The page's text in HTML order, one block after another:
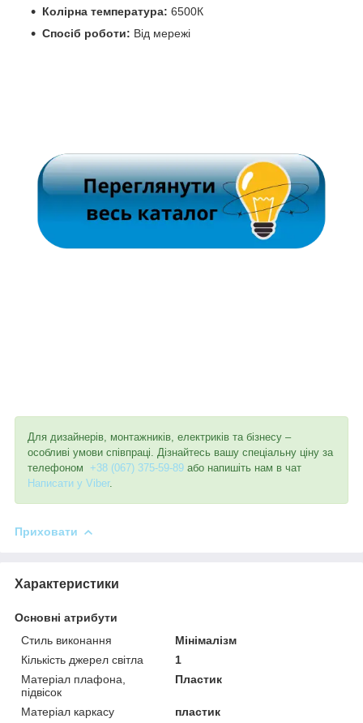
Колірна температура: 6500К
Спосіб роботи: Від мережі
Для дизайнерів, монтажників, електриків та бізнесу –
особливі умови співпраці. Дізнайтесь вашу спеціальну ціну за
телефоном +38 (067) 375-59-89 або напишіть нам в чат
Написати у Viber.
Приховати
Характеристики
Основні атрибути
Стиль виконання
Мінімалізм
Кількість джерел світла
1
Матеріал плафона,
підвісок
Пластик
Матеріал каркасу
пластик